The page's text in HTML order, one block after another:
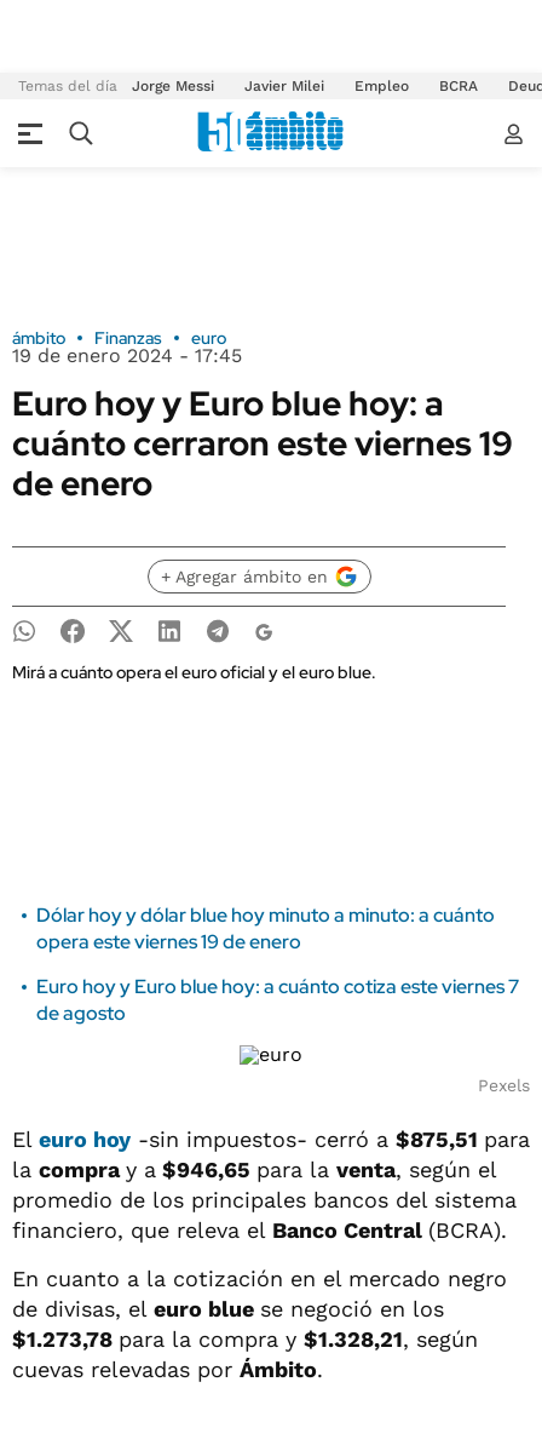
Temas del día Jorge Messi Javier Milei Empleo BCRA
ámbito Finanzas euro
19 de enero 2024 - 17:45
Euro hoy y Euro blue hoy: a
cuánto cerraron este viernes 19
de enero
+ Agregar ámbito en
Mirá a cuánto opera el euro oficial y el euro blue.
Dólar hoy y dólar blue hoy minuto a minuto: a cuánto
opera este viernes 19 de enero
Euro hoy y Euro blue hoy: a cuánto cotiza este viernes 7
de agosto
Pexels
El euro hoy -sin impuestos- cerró a $875,51 para
la compray a $946,65 para la venta, según el
promedio de los principales bancos del sistema
financiero, que releva el Banco Central (BCRA).
En cuanto a la cotización en el mercado negro
de divisas, el euro blue se negoció en los
$1.273,78 para la compra y $1.328,21, según
cuevas relevadas por Ámbito.